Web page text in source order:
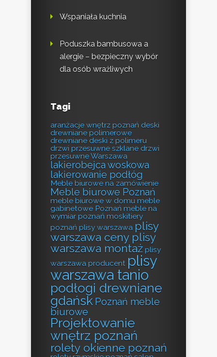
Wspaniała kuchnia
Poduszka bambusowa a
alergie – bezpieczny wybór
dla osób wrażliwych
Tagi
aranżacje wnętrz poznań deski
drewniane polimerowe
drewniane deski z polimeru
drzwi przesuwne szklane drzwi
przesuwne Warszawa
lakierobejca woskowa
lakierowanie podłóg
Meble biurowe na zamówienie
Meble biurowe Poznań
meble biurowe w domu meble
gabinetowe Poznań meble na
wymiar poznań moskitiery
poznań plisy warszawa plisy
warszawa ceny plisy
warszawa montaż plisy
warszawa producent plisy
warszawa tanio
podłogi drewniane
gdańsk Poznań meble
biurowe
Projektowanie
wnętrz poznań
rolety okienne poznań